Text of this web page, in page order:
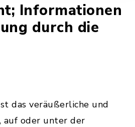
Informationen
durch die
das veräußerliche und
auf oder unter der